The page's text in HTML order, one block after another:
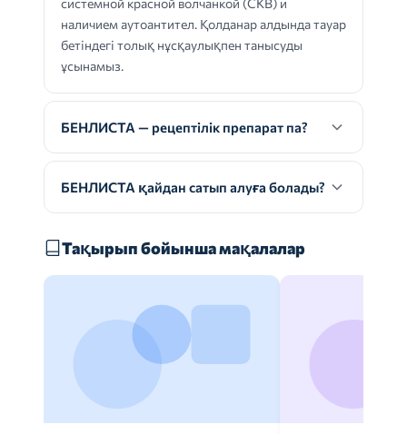
системной красной волчанкой (СКВ) и
наличием аутоантител. Қолданар алдында тауар
бетіндегі толық нұсқаулықпен танысуды
ұсынамыз.
БЕНЛИСТА — рецептілік препарат па?
БЕНЛИСТА қайдан сатып алуға болады?
Тақырып бойынша мақалалар